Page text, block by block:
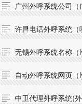
 广州外呼系统公司
 许昌电话外呼系统
 无锡外呼系统名称
 自动外呼系统网页
 中卫代理外呼系统(